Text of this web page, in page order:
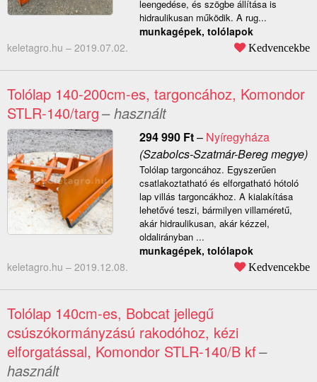
leengedése, és szögbe állítása is
hidraulikusan működik. A rug...
munkagépek, tolólapok
keletagro.hu – 2019.07.02. Kedvencekbe
Tolólap 140-200cm-es, targoncához, Komondor
STLR-140/targ– használt
294 990 Ft– Nyíregyháza
(Szabolcs-Szatmár-Bereg megye)
Tolólap targoncához. Egyszerűen
csatlakoztatható és elforgatható hótoló
lap villás targoncákhoz. A kialakítása
lehetővé teszi, bármilyen villaméretű,
akár hidraulikusan, akár kézzel,
oldalirányban ...
munkagépek, tolólapok
keletagro.hu – 2019.12.08. Kedvencekbe
Tolólap 140cm-es, Bobcat jellegű
csúszókormányzású rakodóhoz, kézi
elforgatással, Komondor STLR-140/B kf–
használt